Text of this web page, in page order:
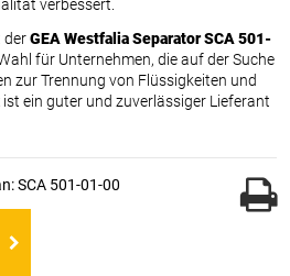
verbessert.
derGEA Westfalia Separator SCA 501-
für Unternehmen, die auf der Suche
zur Trennung von Flüssigkeiten und
ist ein guter und zuverlässiger Lieferant
SCA 501-01-00